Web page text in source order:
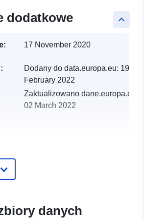
keyboard_arrow_up
dodatkowe
17 November 2020
Dodany do data.europa.eu: 19
February 2022
Zaktualizowano dane.europa.eu:
02 March 2022
7f1b-431f-8d97-
danych